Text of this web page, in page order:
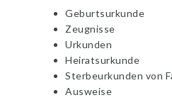
Geburtsurkunde
Zeugnisse
Urkunden
Heiratsurkunde
Sterbeurkunden von
Ausweise